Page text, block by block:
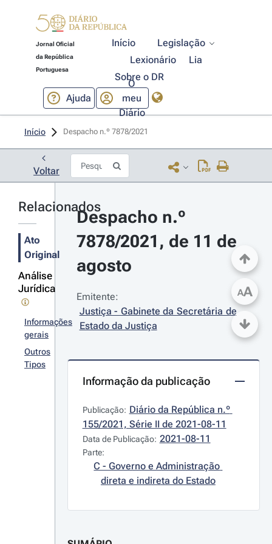
Jornal Oficial
da República
Portuguesa
Início
Legislação
Lexionário
Lia
Sobre o DR
Ajuda
O
meu
Diário
Início Despacho n.º 7878/2021
Voltar
Relacionados
Ato
Original
Análise
Jurídica
Informações
gerais
Outros
Tipos
Despacho n.º
7878/2021, de 11 de
agosto
Emitente:
Justiça - Gabinete da Secretária de
Estado da Justiça
Informação da publicação
Publicação: Diário da República n.º
155/2021, Série II de 2021-08-11
Data de Publicação: 2021-08-11
Parte:
C - Governo e Administração
direta e indireta do Estado
AA